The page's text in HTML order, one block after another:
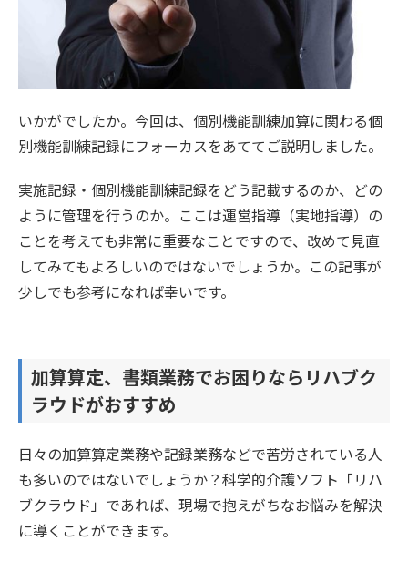
いかがでしたか。今回は、個別機能訓練加算に関わる個
別機能訓練記録にフォーカスをあててご説明しました。
実施記録・個別機能訓練記録をどう記載するのか、どの
ように管理を行うのか。ここは運営指導（実地指導）の
ことを考えても非常に重要なことですので、改めて見直
してみてもよろしいのではないでしょうか。この記事が
少しでも参考になれば幸いです。
加算算定、書類業務でお困りならリハブク
ラウドがおすすめ
日々の加算算定業務や記録業務などで苦労されている人
も多いのではないでしょうか？科学的介護ソフト「リハ
ブクラウド」であれば、現場で抱えがちなお悩みを解決
に導くことができます。